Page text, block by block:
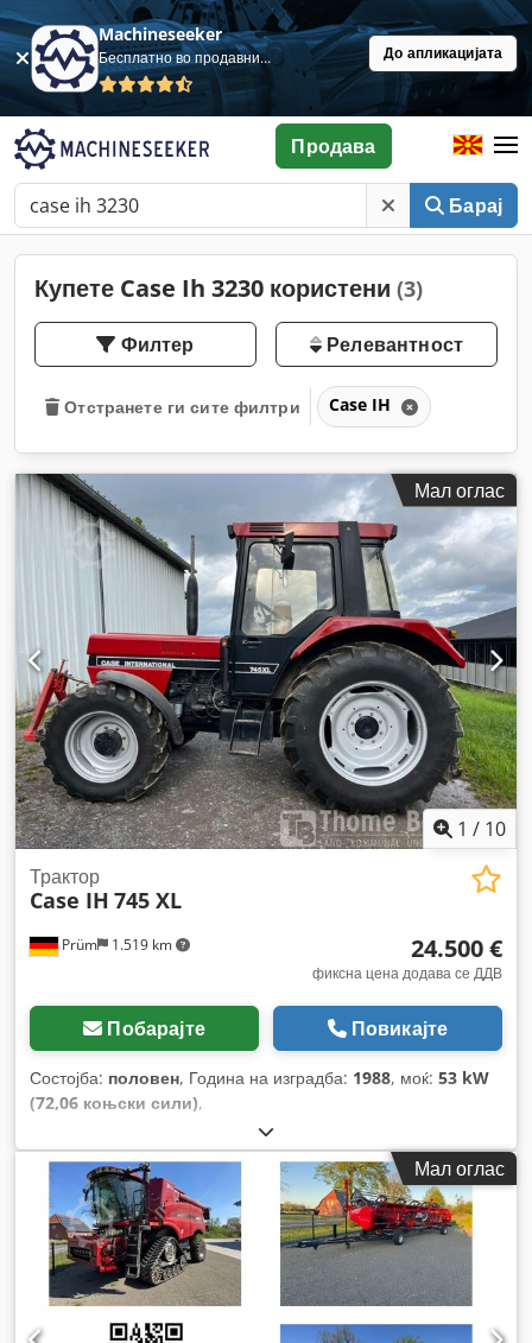
Machineseeker
Бесплатно во продавница До апликацијата
Барај
Продава
Купете Case Ih 3230 користени (3)
Филтер Релевантност
Отстранете ги сите филтри Case IH
Мал оглас
1 / 10
Prüm 1.519 km
Трактор
Case IH 745 XL
24.500 €
фиксна цена додава се ДДВ
Побарајте Повикајте
Состојба: половен, Година на изградба: 1988, моќ: 53 kW
(72,06 коњски сили),
Мал оглас